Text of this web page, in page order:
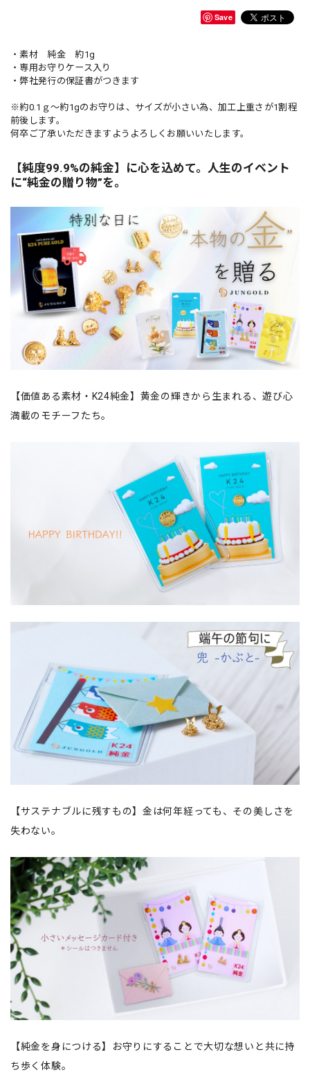
Save
・素材 純金 約1g
・専用お守りケース入り
・弊社発行の保証書がつきます
※約0.1ｇ〜約1gのお守りは、サイズが小さい為、加工上重さが1割程
前後します。
何卒ご了承いただきますようよろしくお願いいたします。
【純度99.9%の純金】に心を込めて。人生のイベント
に“純金の贈り物”を。
【価値ある素材・K24純金】黄金の輝きから生まれる、遊び心
満載のモチーフたち。
【サステナブルに残すもの】金は何年経っても、その美しさを
失わない。
【純金を身につける】お守りにすることで大切な想いと共に持
ち歩く体験。